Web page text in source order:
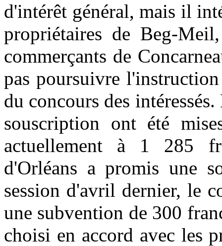
d'intérêt général, mais il
propriétaires de Beg-
commerçants de
pas poursuivre
du concours des
souscription ont été
actuellement à 1 285
d'Orléans a promis une
session d'avril dernier, le
une subvention de 300
choisi en accord avec les